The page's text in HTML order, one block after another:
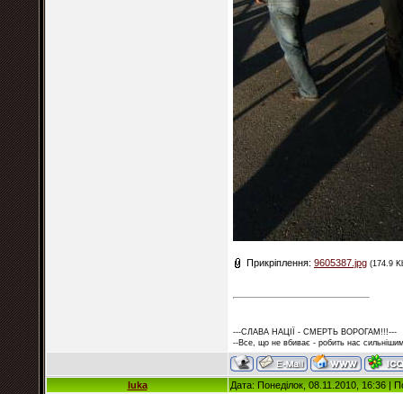
Прикріплення: 9605387.jpg (174.9
---СЛАВА НАЦІЇ - СМЕРТЬ ВОРОГАМ!!!---
--Все, що не вбиває - робить нас
luka Дата: Понеділок, 08.11.2010, 16:36 |